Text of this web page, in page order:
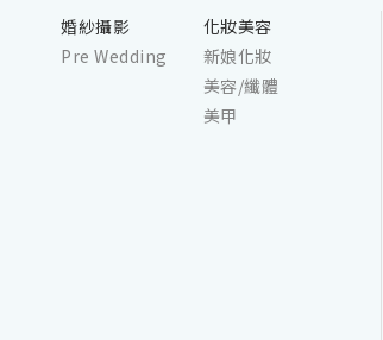
婚紗攝影
Pre Wedding
化妝美容
新娘化妝
美容/纖體
美甲